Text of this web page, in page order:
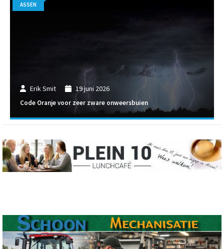
Erik Smit 19 juni 2026
Code Oranje voor zeer zware onweersbuien
ASSEN